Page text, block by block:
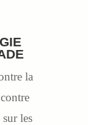
la
les